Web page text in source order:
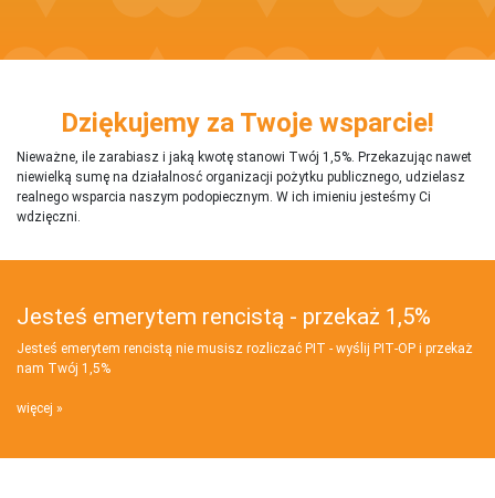
Dziękujemy za Twoje wsparcie!
Nieważne, ile zarabiasz i jaką kwotę stanowi Twój 1,5%. Przekazując nawet
niewielką sumę na działalnosć organizacji pożytku publicznego, udzielasz
realnego wsparcia naszym podopiecznym. W ich imieniu jesteśmy Ci
wdzięczni.
Jesteś emerytem rencistą - przekaż 1,5%
Jesteś emerytem rencistą nie musisz rozliczać PIT - wyślij PIT‑OP i przekaż
nam Twój 1,5%
więcej